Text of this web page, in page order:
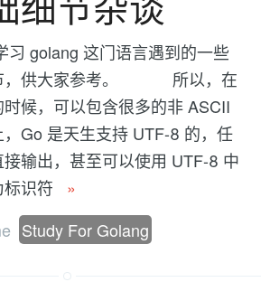
习 golang 这门语言遇到的一些
，供大家参考。 所以，在
候，可以包含很多的非 ASCII
Go 是天生支持 UTF-8 的，任
输出，甚至可以使用 UTF-8 中
标识符 »
Study For Golang